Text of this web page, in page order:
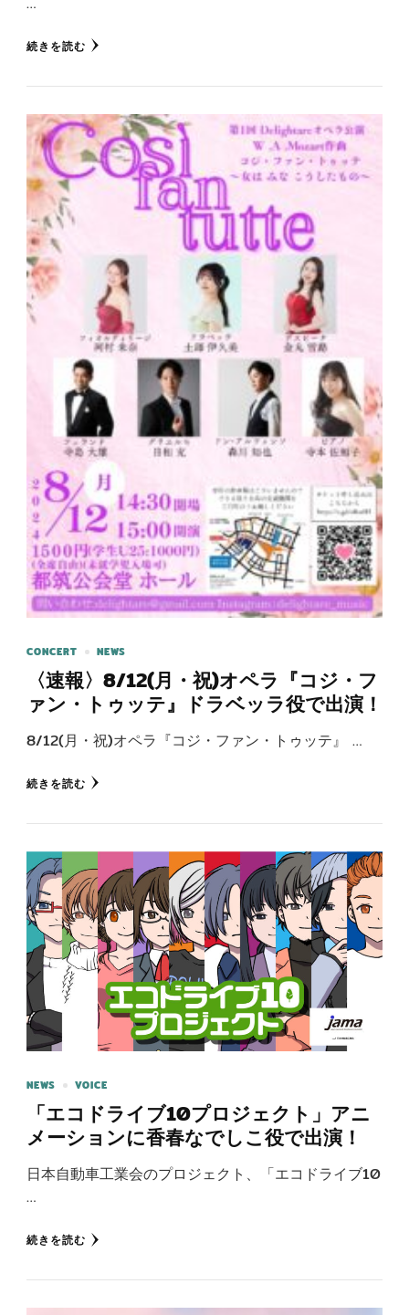
続きを読む
CONCERT NEWS
〈速報〉8/12(月・祝)オペラ『コジ・フ
ァン・トゥッテ』ドラベッラ役で出演！
8/12(月・祝)オペラ『コジ・ファン・トゥッテ』 …
続きを読む
NEWS VOICE
「エコドライブ10プロジェクト」アニ
メーションに香春なでしこ役で出演！
日本自動車工業会のプロジェクト、「エコドライブ10
…
続きを読む